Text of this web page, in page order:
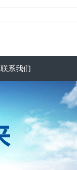
联系我们